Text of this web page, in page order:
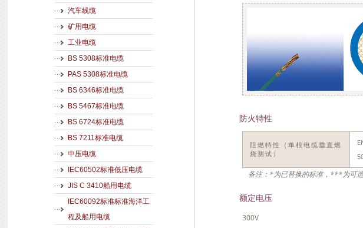
汽车线缆
矿用电缆
工业电缆
BS 5308标准电缆
PAS 5308标准电缆
BS 6346标准电缆
BS 5467标准电缆
BS 6724标准电缆
BS 7211标准电缆
中压电缆
IEC60502标准低压电缆
JIS C 3410船用电缆
IEC60092标准标准海洋工
程及船用电缆
防火特性
阻燃特性（单根电缆垂直燃
烧测试）
备注：*为已替换的标准，***为可选
额定电压
300V